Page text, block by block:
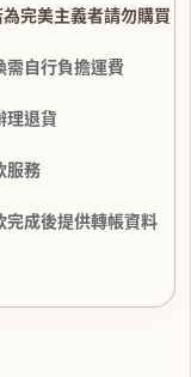
完美主義者請勿購買
需自行負擔運費
理退貨
服務
完成後提供轉帳資料